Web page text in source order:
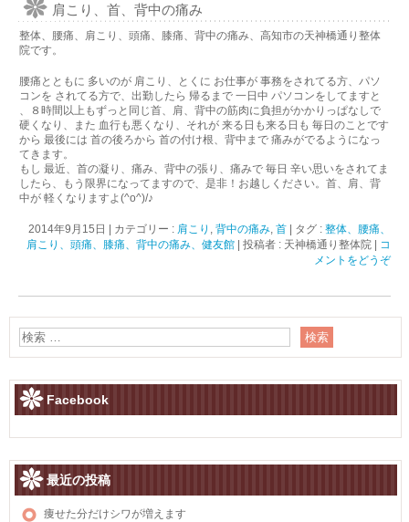
ッ
プ
肩こり、首、背中の痛み
整体、腰痛、肩こり、頭痛、膝痛、背中の痛み、高知市の天神橋通り整体
院です。
腰痛とともに 多いのが 肩こり、とくに お仕事が 事務をされてる方、パソ
コンを されてる方で、出勤したら 帰るまで 一日中 パソコンをしてますと
、８時間以上もずっと同じ首、肩、背中の筋肉に負担がかかりっぱなしで
硬くなり、また 血行も悪くなり、それが 来る日も来る日も 毎日のことです
から 最後には 首の後ろから 首の付け根、背中まで 痛みがでるようになっ
てきます。
もし 最近、首の凝り、痛み、背中の張り、痛みで 毎日 辛い思いをされてま
したら、もう限界になってますので、是非！お越しください。首、肩、背
中が 軽くなりますよ(^o^)/♪
2014年9月15日 カテゴリー : 肩こり , 背中の痛み, 首 タグ : 整体、腰痛、
肩こり、頭痛、膝痛、背中の痛み、健友館
投稿者 : 天神橋通り整体院
コ
メントをどうぞ
Facebook
最近の投稿
痩せた分だけシワが増えます